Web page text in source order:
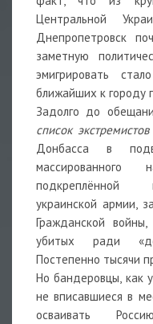
Центральной
Днепропетровск
заметную
эмигрировать
ближайших к городу
Задолго до
список
Донбасса в
подкреплённой
украинской армии,
Гражданской
убитых ради
Постепенно тысячи
Но бандеровцы, как
не вписавшиеся в
осваивать